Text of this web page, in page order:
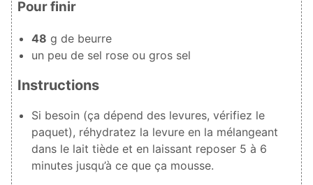
Pour finir
48 g de beurre
un peu de sel rose ou gros sel
Instructions
Si besoin (ça dépend des levures, vérifiez le
paquet), réhydratez la levure en la mélangeant
dans le lait tiède et en laissant reposer 5 à 6
minutes jusqu’à ce que ça mousse.